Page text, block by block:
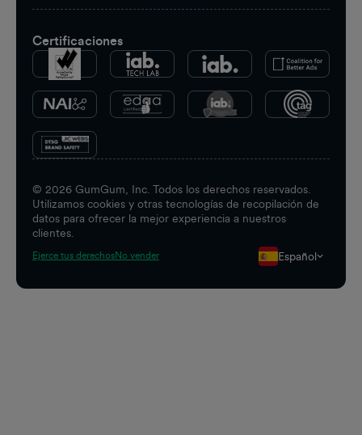
Certificaciones
© 2026 GumGum, Inc. Todos los derechos reservados.
Utilizamos cookies y otras tecnologías de recopilación de
datos para ofrecer la mejor experiencia a nuestros
clientes.
Ejerce tus derechosNo vender Español